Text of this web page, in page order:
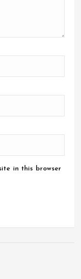
in this browser